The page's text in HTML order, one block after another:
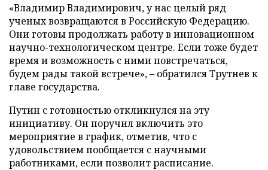
«Владимир Владимирович, у нас целый ряд
ученых возвращаются в Российскую Федерацию.
Они готовы продолжать работу в инновационном
научно-технологическом центре. Если тоже будет
время и возможность с ними повстречаться,
будем рады такой встрече», – обратился Трутнев к
главе государства.
Путин с готовностью откликнулся на эту
инициативу. Он поручил включить это
мероприятие в график, отметив, что с
удовольствием пообщается с научными
работниками, если позволит расписание.